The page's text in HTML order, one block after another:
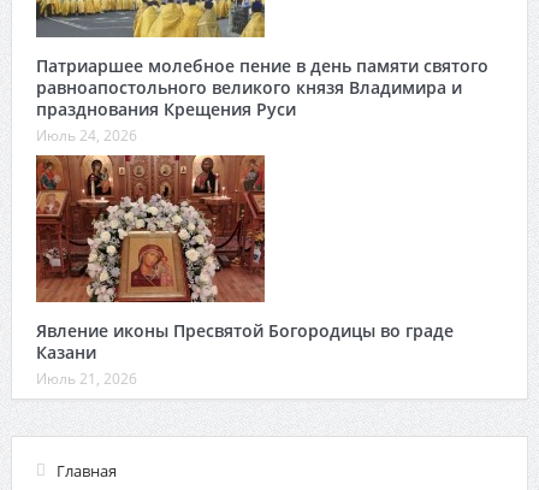
Патриаршее молебное пение в день памяти святого
равноапостольного великого князя Владимира и
празднования Крещения Руси
Июль 24, 2026
Явление иконы Пресвятой Богородицы во граде
Казани
Июль 21, 2026
Главная